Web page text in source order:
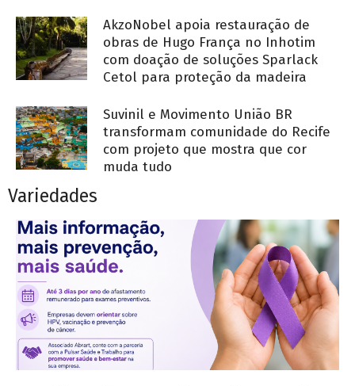
AkzoNobel apoia restauração de
obras de Hugo França no Inhotim
com doação de soluções Sparlack
Cetol para proteção da madeira
Suvinil e Movimento União BR
transformam comunidade do Recife
com projeto que mostra que cor
muda tudo
Variedades